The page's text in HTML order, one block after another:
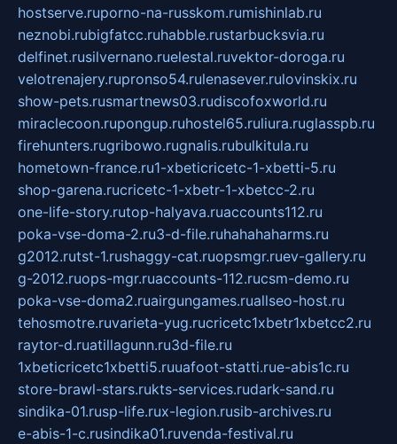
hostserve.ruporno-na-russkom.rumishinlab.ru
neznobi.rubigfatcc.ruhabble.rustarbucksvia.ru
delfinet.rusilvernano.ruelestal.ruvektor-doroga.ru
velotrenajery.rupronso54.rulenasever.rulovinskix.ru
show-pets.rusmartnews03.rudiscofoxworld.ru
miraclecoon.rupongup.ruhostel65.ruliura.ruglasspb.ru
firehunters.rugribowo.rugnalis.rubulkitula.ru
hometown-france.ru1-xbeticricetc-1-xbetti-5.ru
shop-garena.rucricetc-1-xbetr-1-xbetcc-2.ru
one-life-story.rutop-halyava.ruaccounts112.ru
poka-vse-doma-2.ru3-d-file.ruhahahaharms.ru
g2012.rutst-1.rushaggy-cat.ruopsmgr.ruev-gallery.ru
g-2012.ruops-mgr.ruaccounts-112.rucsm-demo.ru
poka-vse-doma2.ruairgungames.ruallseo-host.ru
tehosmotre.ruvarieta-yug.rucricetc1xbetr1xbetcc2.ru
raytor-d.ruatillagunn.ru3d-file.ru
1xbeticricetc1xbetti5.ruuafoot-statti.rue-abis1c.ru
store-brawl-stars.rukts-services.rudark-sand.ru
sindika-01.rusp-life.rux-legion.rusib-archives.ru
e-abis-1-c.rusindika01.ruvenda-festival.ru